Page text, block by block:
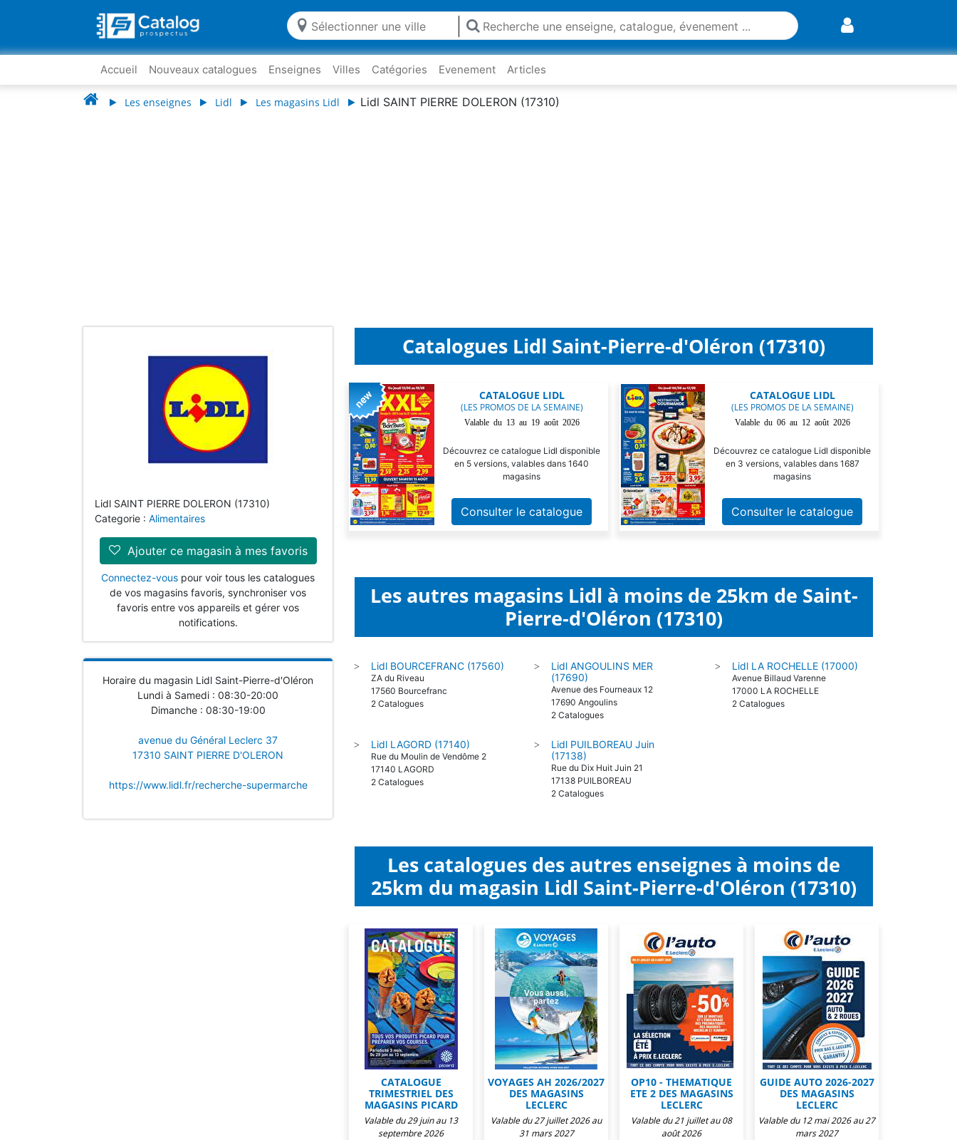
Accueil Nouveaux catalogues Enseignes Villes Catégories Evenement Articles
Les enseignes Lidl Les magasins Lidl Lidl SAINT PIERRE DOLERON (17310)
Lidl SAINT PIERRE DOLERON (17310)
Categorie : Alimentaires
Ajouter ce magasin à mes favoris
Connectez-vous pour voir tous les catalogues
de vos magasins favoris, synchroniser vos
favoris entre vos appareils et gérer vos
notifications.
Horaire du magasin Lidl Saint-Pierre-d'Oléron
Lundi à Samedi : 08:30-20:00
Dimanche : 08:30-19:00
avenue du Général Leclerc 37
17310 SAINT PIERRE D'OLERON
https://www.lidl.fr/recherche-supermarche
Catalogues Lidl Saint-Pierre-d'Oléron (17310)
CATALOGUE LIDL
(LES PROMOS DE LA SEMAINE)
Valable du 13 au 19 août 2026
Découvrez ce catalogue Lidl disponible
en 5 versions, valables dans 1640
magasins
Consulter le catalogue
CATALOGUE LIDL
(LES PROMOS DE LA SEMAINE)
Valable du 06 au 12 août 2026
Découvrez ce catalogue Lidl disponible
en 3 versions, valables dans 1687
magasins
Consulter le catalogue
Les autres magasins Lidl à moins de 25km de Saint-
Pierre-d'Oléron (17310)
> Lidl BOURCEFRANC (17560)
ZA du Riveau
17560 Bourcefranc
2 Catalogues
>
Lidl ANGOULINS MER
(17690)
Avenue des Fourneaux 12
17690 Angoulins
2 Catalogues
> Lidl LA ROCHELLE (17000)
Avenue Billaud Varenne
17000 LA ROCHELLE
2 Catalogues
> Lidl LAGORD (17140)
Rue du Moulin de Vendôme 2
17140 LAGORD
2 Catalogues
>
Lidl PUILBOREAU Juin
(17138)
Rue du Dix Huit Juin 21
17138 PUILBOREAU
2 Catalogues
Les catalogues des autres enseignes à moins de
25km du magasin Lidl Saint-Pierre-d'Oléron (17310)
CATALOGUE
TRIMESTRIEL DES
MAGASINS PICARD
Valable du 29 juin au 13
septembre 2026
VOYAGES AH 2026/2027
DES MAGASINS
LECLERC
Valable du 27 juillet 2026 au
31 mars 2027
OP10 - THEMATIQUE
ETE 2 DES MAGASINS
LECLERC
Valable du 21 juillet au 08
août 2026
GUIDE AUTO 2026-2027
DES MAGASINS
LECLERC
Valable du 12 mai 2026 au 27
mars 2027